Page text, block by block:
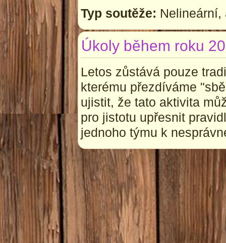
Typ soutěže: Nelineární,
Úkoly během roku
Letos zůstává pouze
kterému přezdíváme
ujistit, že tato aktivita
pro jistotu upřesnit
jednoho týmu k